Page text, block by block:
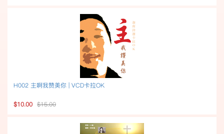
H002 主啊我赞美你 | VCD卡拉OK
$10.00 $15.00